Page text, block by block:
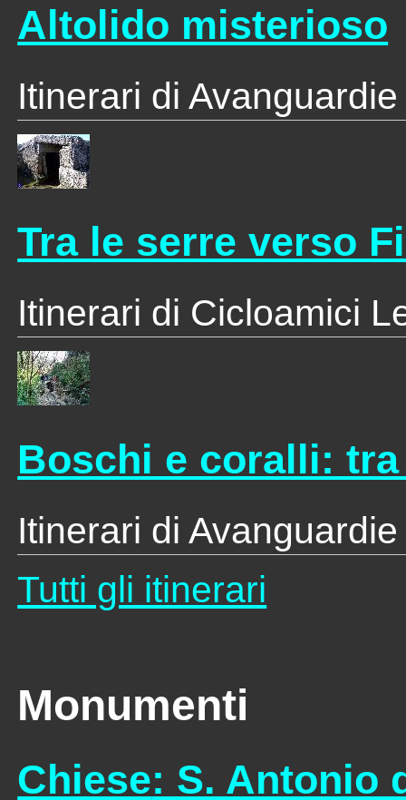
Altolido misterioso
Itinerari di Avanguardie
Tra le serre verso
Itinerari di Cicloamici
Boschi e coralli:
Itinerari di Avanguardie
Tutti gli itinerari
Monumenti
Chiese: S. Antonio